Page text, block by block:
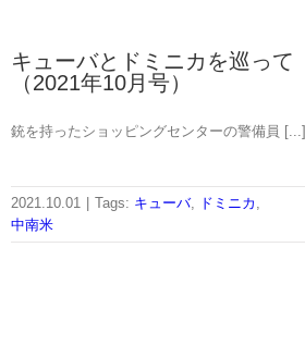
キューバとドミニカを巡って
（2021年10月号）
銃を持ったショッピングセンターの警備員 [...]
2021.10.01 Tags: キューバ, ドミニカ ,
中南米